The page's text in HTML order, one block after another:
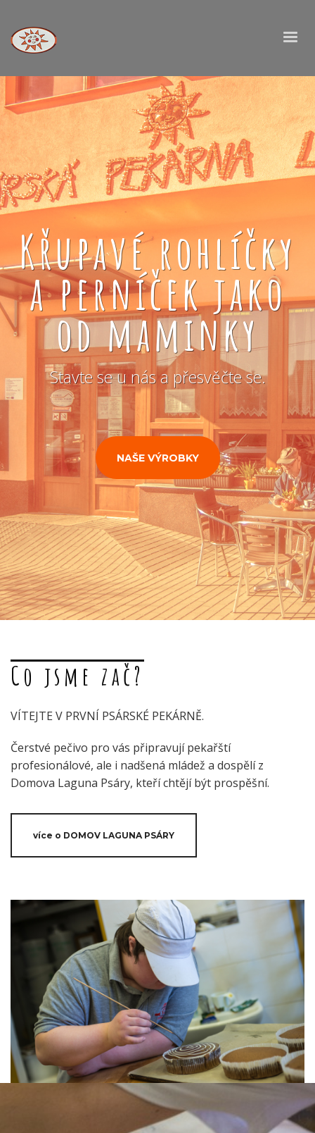
Křupavé rohlíčky
a perníček jako
od maminky
Stavte se u nás a přesvěčte se.
NAŠE VÝROBKY
Co jsme zač?
VÍTEJTE V PRVNÍ PSÁRSKÉ PEKÁRNĚ.
Čerstvé pečivo pro vás připravují pekařští
profesionálové, ale i nadšená mládež a dospělí z
Domova Laguna Psáry, kteří chtějí být prospěšní.
více o DOMOV LAGUNA PSÁRY